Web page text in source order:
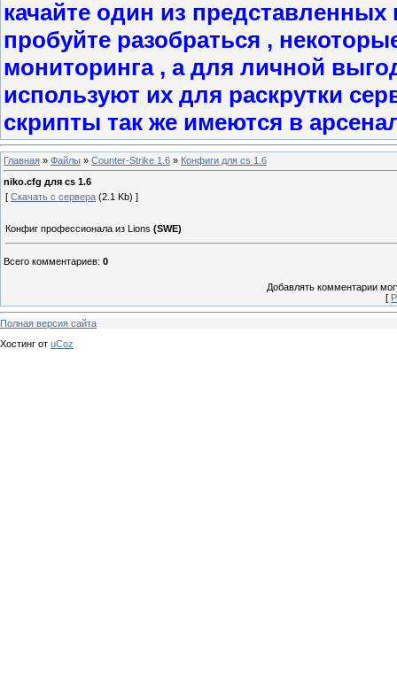
качайте один из представленных
пробуйте разобраться ,
мониторинга , а для личной
используют их для раскрутки
скрипты так же имеются в
Главная » Файлы » Counter-Strike 1.6 » Конфиги для cs 1.6
niko.cfg для cs 1.6
[ Скачать с сервера (2.1 Kb) ]
Конфиг профессионала из Lions (SWE)
Всего комментариев: 0
Добавлять комментарии
[
Полная версия сайта
Хостинг от uCoz